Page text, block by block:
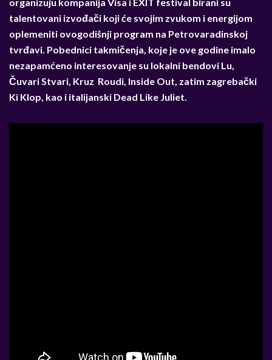
talentovani izvođači koji će svojim zvukom i energijom
oplemeniti ovogodišnji program na Petrovaradinskoj
tvrđavi. Pobednici takmičenja, koje je ove godine imalo
nezapamćeno interesovanje su lokalni bendovi Lu,
Čuvari Stvari, Kruz Roudi, Inside Out, zatim zagrebački
Ki Klop, kao i italijanski Dead Like Juliet.